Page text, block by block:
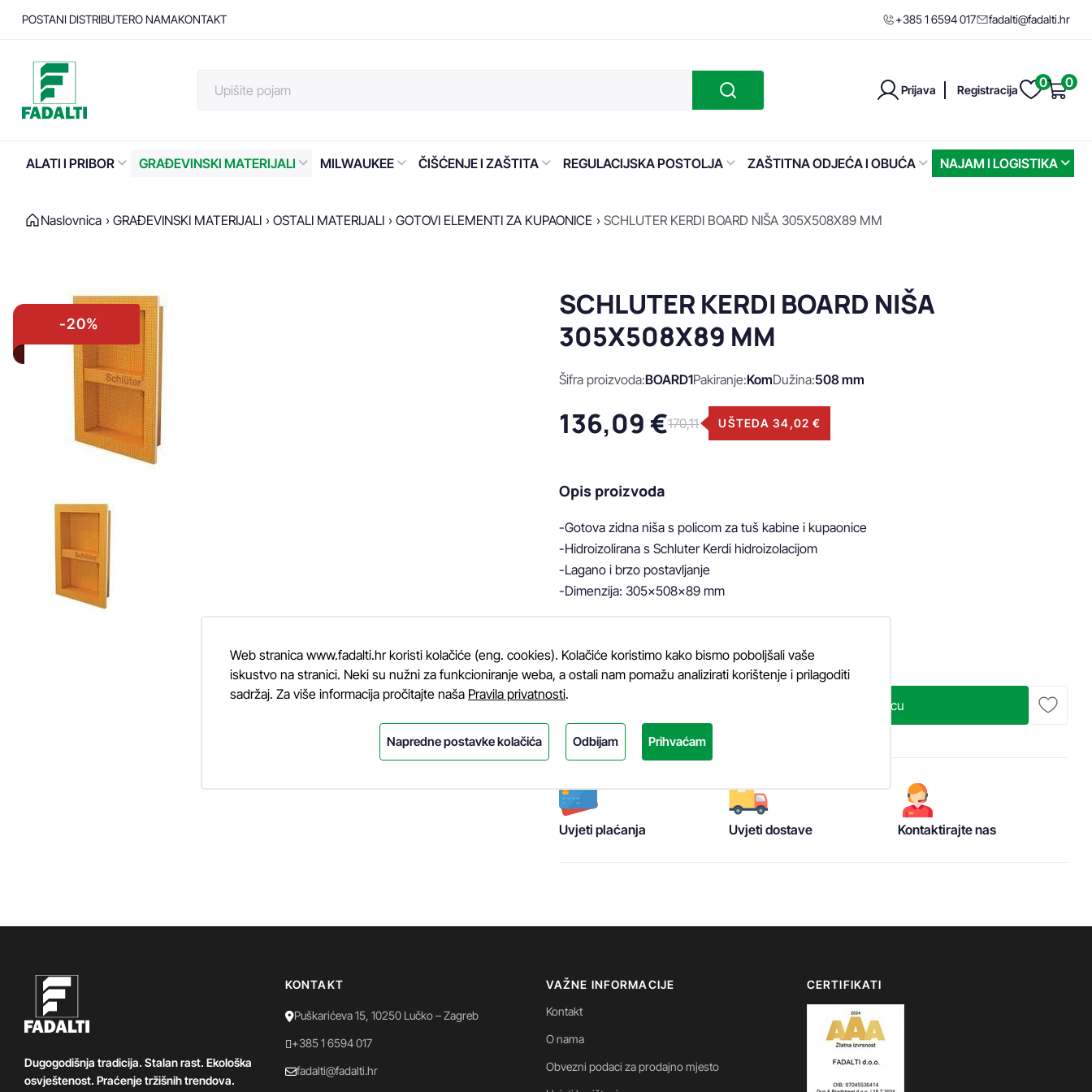
POSTANI DISTRIBUTERO NAMAKONTAKT +385 1 6594 017 fadalti@fadalti.hr
Prijava Registracija 0 0
ALATI I PRIBOR GRAĐEVINSKI MATERIJALI MILWAUKEE ČIŠĆENJE I ZAŠTITA REGULACIJSKA POSTOLJA ZAŠTITNA ODJEĆA I OBUĆA NAJAM I LOGISTIKA
Naslovnica GRAĐEVINSKI MATERIJALI OSTALI MATERIJALI GOTOVI ELEMENTI ZA KUPAONICE SCHLUTER KERDI BOARD NIŠA 305X508X89 MM
-20%
SCHLUTER KERDI BOARD NIŠA
305X508X89 MM
Šifra proizvoda:BOARD1Pakiranje:KomDužina:508 mm
136,09 €170,11 UŠTEDA 34,02 €
Opis proizvoda
-Gotova zidna niša s policom za tuš kabine i kupaonice
-Hidroizolirana s Schluter Kerdi hidroizolacijom
-Lagano i brzo postavljanje
-Dimenzija: 305x508x89 mm
Količina:
Dodaj u košaricu
Uvjeti plaćanja Uvjeti dostave Kontaktirajte nas
Dugogodišnja tradicija. Stalan rast. Ekološka
osvještenost. Praćenje tržišnih trendova.
KONTAKT
Puškarićeva 15, 10250 Lučko – Zagreb
+385 1 6594 017
fadalti@fadalti.hr
VAŽNE INFORMACIJE
Kontakt
O nama
Obvezni podaci za prodajno mjesto
CERTIFIKATI
Web stranica www.fadalti.hr koristi kolačiće (eng. cookies). Kolačiće koristimo kako bismo poboljšali vaše
iskustvo na stranici. Neki su nužni za funkcioniranje weba, a ostali nam pomažu analizirati korištenje i prilagoditi
sadržaj. Za više informacija pročitajte naša Pravila privatnosti.
Napredne postavke kolačića Odbijam Prihvaćam